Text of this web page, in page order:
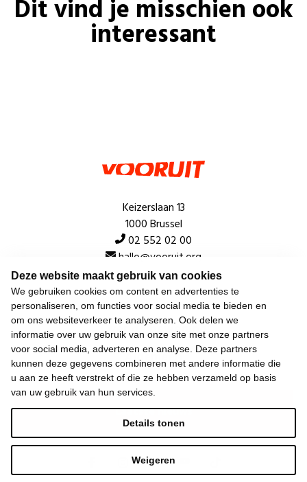
Deze website maakt gebruik van cookies
We gebruiken cookies om content en advertenties te
personaliseren, om functies voor social media te bieden en
om ons websiteverkeer te analyseren. Ook delen we
informatie over uw gebruik van onze site met onze partners
voor social media, adverteren en analyse. Deze partners
kunnen deze gegevens combineren met andere informatie die
u aan ze heeft verstrekt of die ze hebben verzameld op basis
van uw gebruik van hun services.
Weigeren
Details tonen
Dit vind je misschien ook
interessant
Keizerslaan 13
1000 Brussel
02 552 02 00
hallo@vooruit.org
Snel
Over de beweging
Algemeen
Laatste nieuws